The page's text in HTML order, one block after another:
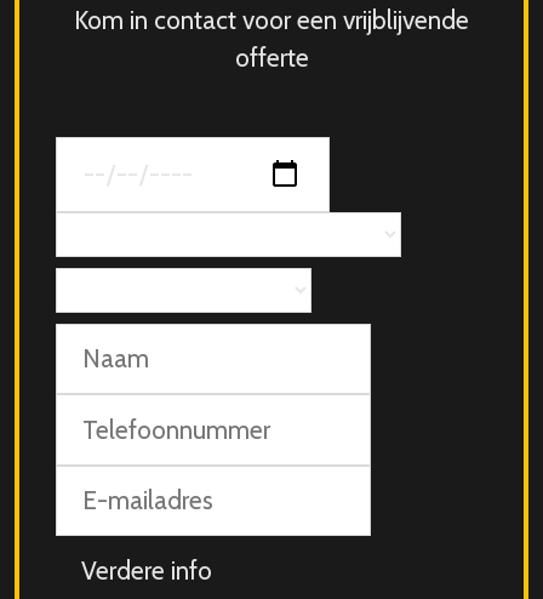
Kom in contact voor een vrijblijvende
offerte
van
jouw
personen
mailadres
Aanvullende
info